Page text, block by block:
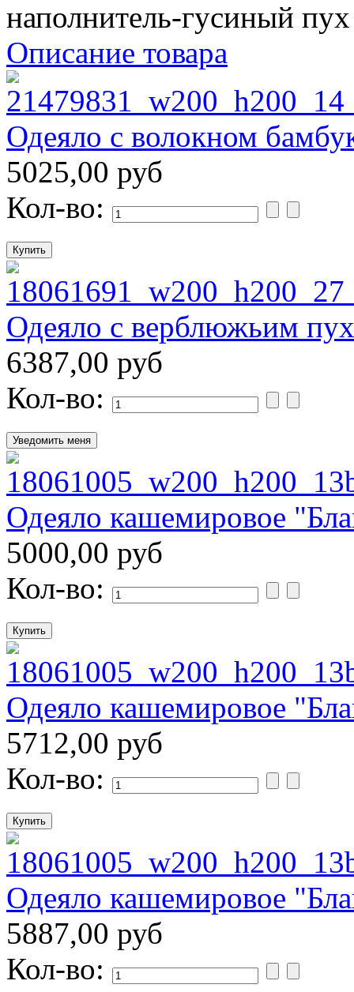
наполнитель-гусиный пух
Описание товара
Одеяло с волокном
5025,00 руб
Кол-во:
Одеяло с верблюжьим
6387,00 руб
Кол-во:
Одеяло кашемировое
5000,00 руб
Кол-во:
Одеяло кашемировое
5712,00 руб
Кол-во:
Одеяло кашемировое
5887,00 руб
Кол-во: